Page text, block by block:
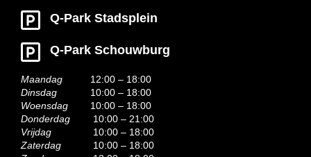
Q-Park Stadsplein
Q-Park Schouwburg
Maandag
12:00 – 18:00
Dinsdag
10:00 – 18:00
Woensdag
10:00 – 18:00
Donderdag
10:00 – 21:00
Vrijdag
10:00 – 18:00
Zaterdag
10:00 – 18:00